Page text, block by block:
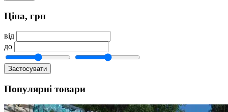
Ціна, грн
від
до
Застосувати
Популярні товари